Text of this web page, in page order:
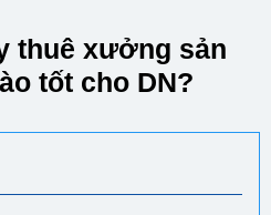
thuê xưởng sản
tốt cho DN?